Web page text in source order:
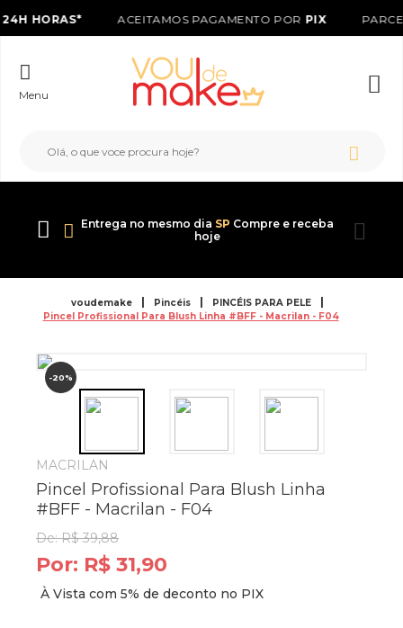
HORAS* ACEITAMOS PAGAMENTO POR PIX
Menu
Entrega no mesmo dia SP Compre e receba
hoje
voudemake Pincéis
PINCÉIS PARA PELE
Pincel Profissional Para Blush Linha #BFF - Macrilan - F04
-20%
MACRILAN
Pincel Profissional Para Blush Linha
#BFF - Macrilan - F04
De:R$ 39,88
Por: R$ 31,90